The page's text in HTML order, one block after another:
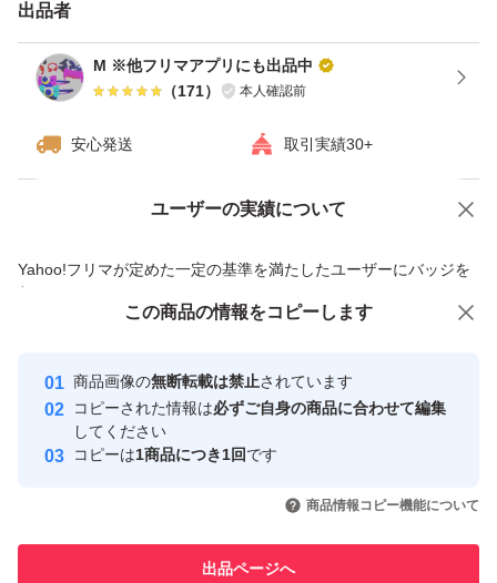
出品者
M ※他フリマアプリにも出品中
（171） 本人確認前
安心発送 取引実績30+
ユーザーの実績について
Yahoo!フリマが定めた一定の基準を満たしたユーザーにバッジを
付与しています
安心取引出品者
心・安全なユーザーです
取引実績
引を完了させた実績があります
での取引実績があります
価格の相談 商品への質問
この商品の情報をコピーします
商品画像の無断転載は禁止されています
コピーされた情報は必ずご自身の商品に合わせて編集
してください
コピーは1商品につき1回です
商品情報コピー機能について
出品ページへ
この商品をみている人にオススメ